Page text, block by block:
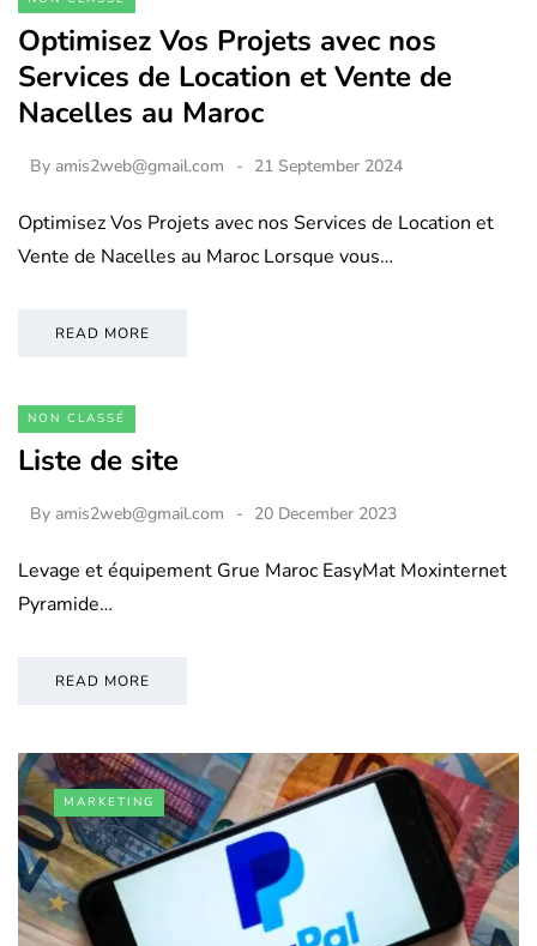
Optimisez Vos Projets avec nos
Services de Location et Vente de
Nacelles au Maroc
By amis2web@gmail.com 21 September 2024
Optimisez Vos Projets avec nos Services de Location et
Vente de Nacelles au Maroc Lorsque vous…
READ MORE
NON CLASSÉ
Liste de site
By amis2web@gmail.com 20 December 2023
Levage et équipement Grue Maroc EasyMat Moxinternet
Pyramide…
READ MORE
MARKETING